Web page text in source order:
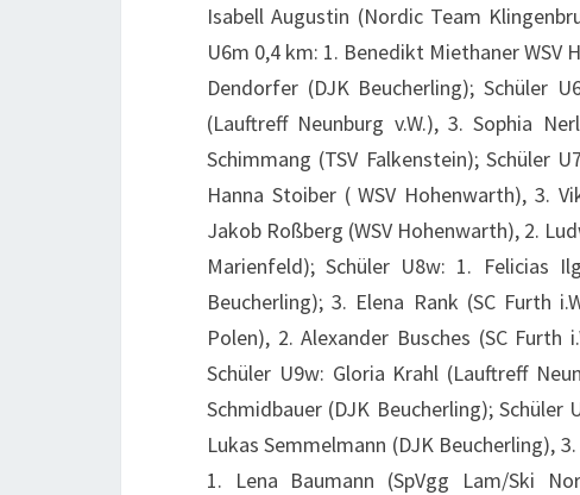
Isabell Augustin (Nordic Team
U6m 0,4 km: 1. Benedikt Miethaner WSV
Dendorfer (DJK Beucherling); Schüler
(Lauftreff Neunburg v.W.), 3. Sophia
Schimmang (TSV Falkenstein); Schüler
Hanna Stoiber ( WSV Hohenwarth), 3.
Jakob Roßberg (WSV Hohenwarth), 2.
Marienfeld); Schüler U8w: 1. Felicias
Beucherling); 3. Elena Rank (SC Furth
Polen), 2. Alexander Busches (SC Furth
Schüler U9w: Gloria Krahl (Lauftreff
Schmidbauer (DJK Beucherling);
Lukas Semmelmann (DJK Beucherling),
1. Lena Baumann (SpVgg Lam/Ski